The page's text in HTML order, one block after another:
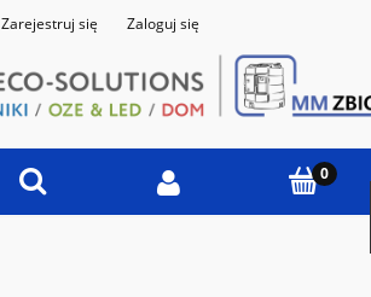
Zarejestruj się Zaloguj się